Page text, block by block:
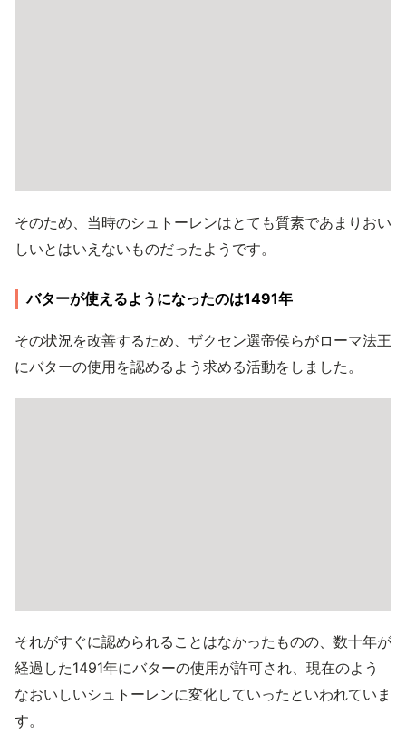
そのため、当時のシュトーレンはとても質素であまりおい
しいとはいえないものだったようです。
バターが使えるようになったのは1491年
その状況を改善するため、ザクセン選帝侯らがローマ法王
にバターの使用を認めるよう求める活動をしました。
それがすぐに認められることはなかったものの、数十年が
経過した1491年にバターの使用が許可され、現在のよう
なおいしいシュトーレンに変化していったといわれていま
す。